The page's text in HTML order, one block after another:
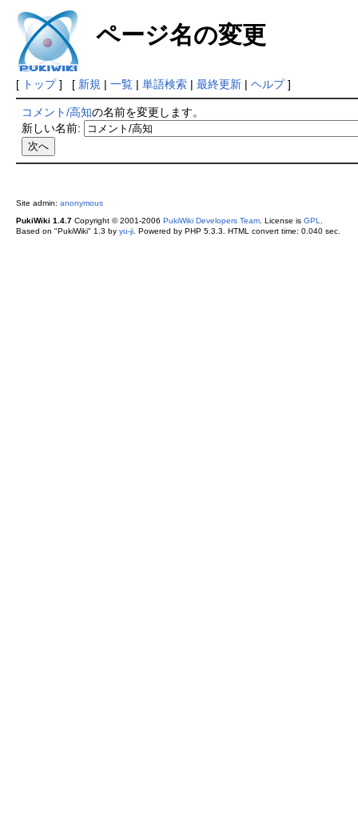
ページ名の変更
[ トップ] [ 新規 | 一覧| 単語検索| 最終更新| ヘルプ]
コメント/高知の名前を変更します。
新しい名前:
Site admin: anonymous
PukiWiki 1.4.7Copyright © 2001-2006 PukiWiki Developers Team. License is GPL
Based on "PukiWiki" 1.3 by yu-ji. Powered by PHP 5.3.3. HTML convert time: 0.040 sec.